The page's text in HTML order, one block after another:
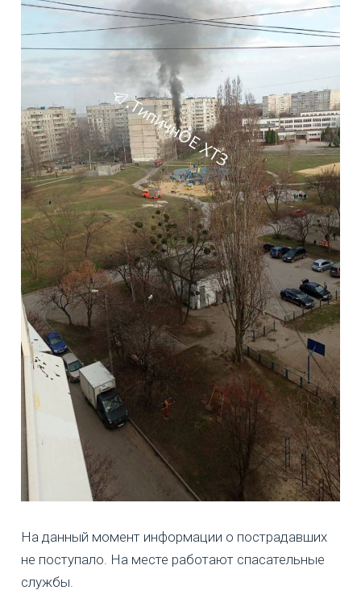
На данный момент информации о пострадавших
не поступало. На месте работают спасательные
службы.